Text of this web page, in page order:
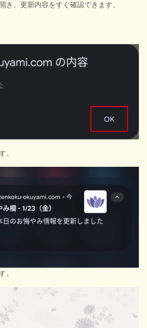
き、更新内容をすぐ確認できます。
。
。